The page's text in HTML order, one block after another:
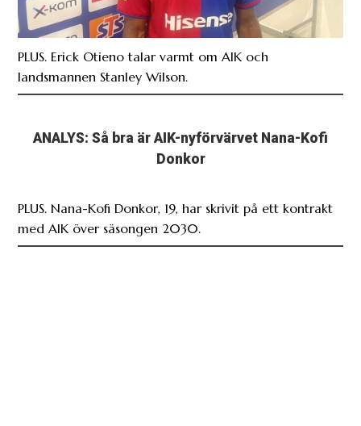
PLUS. Erick Otieno talar varmt om AIK och
landsmannen Stanley Wilson.
ANALYS: Så bra är AIK-nyförvärvet Nana-Kofi
Donkor
PLUS. Nana-Kofi Donkor, 19, har skrivit på ett kontrakt
med AIK över säsongen 2030.